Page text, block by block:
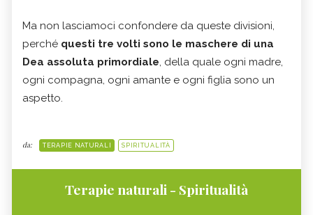
Ma non lasciamoci confondere da queste divisioni,
perché questi tre volti sono le maschere di una
Dea assoluta primordiale, della quale ogni madre,
ogni compagna, ogni amante e ogni figlia sono un
aspetto.
da: TERAPIE NATURALI SPIRITUALITÀ
Terapie naturali - Spiritualità